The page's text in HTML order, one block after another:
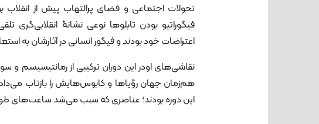
تحولات اجتماعی و فضای پرالتهاب پیش از
فیگوراتیو بودن تابلوها نوعی نشانۀ
اعتراضات خود بودند و فیگور انسانی در آثارشان به
نقاشی‌های اودر این دوران ترکیبی از رمانتیسیسم و
هم‌زمان جهان رؤیاها و کابوس‌هایش را بازتاب
این دوره بودند؛ عناصری که سبب می‌شد ساعت‌های